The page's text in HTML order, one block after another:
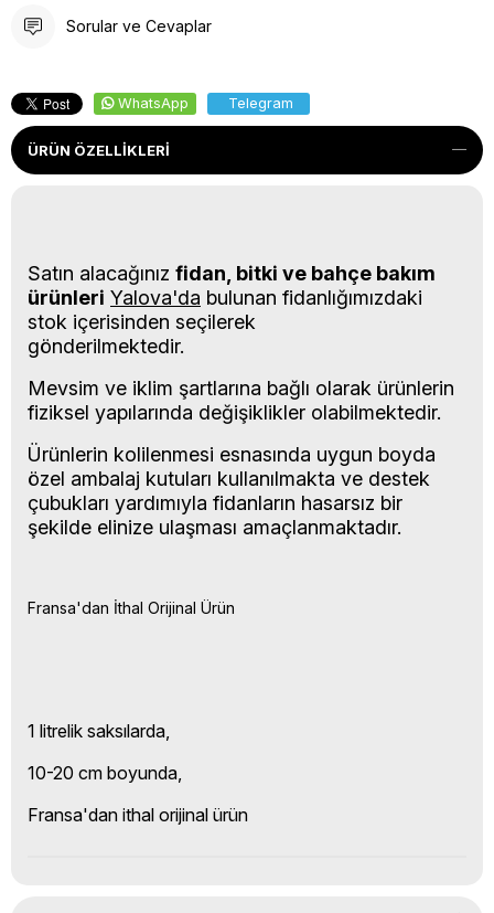
Sorular ve Cevaplar
WhatsApp Telegram
ÜRÜN ÖZELLIKLERI
Satın alacağınız fidan, bitki ve bahçe bakım
ürünleri Yalova'da bulunan fidanlığımızdaki
stok içerisinden seçilerek
gönderilmektedir.
Mevsim ve iklim şartlarına bağlı olarak ürünlerin
fiziksel yapılarında değişiklikler olabilmektedir.
Ürünlerin kolilenmesi esnasında uygun boyda
özel ambalaj kutuları kullanılmakta ve destek
çubukları yardımıyla fidanların hasarsız bir
şekilde elinize ulaşması amaçlanmaktadır.
Fransa'dan İthal Orijinal Ürün
1 litrelik saksılarda,
10-20 cm boyunda,
Fransa'dan ithal orijinal ürün